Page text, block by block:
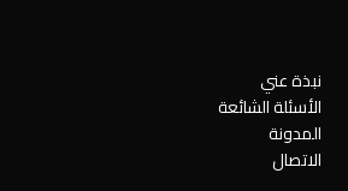
نبذة عني
الأسئلة الشائعة
المدونة
الاتصال